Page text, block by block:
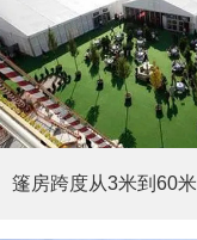
篷房跨度从3米到60米